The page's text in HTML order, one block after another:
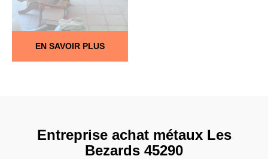
EN SAVOIR PLUS
Entreprise achat métaux Les
Bezards 45290